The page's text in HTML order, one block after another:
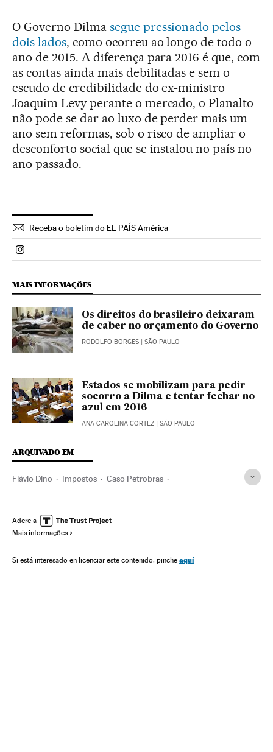
O Governo Dilma segue pressionado pelos
dois lados, como ocorreu ao longo de todo o
ano de 2015. A diferença para 2016 é que, com
as contas ainda mais debilitadas e sem o
escudo de credibilidade do ex-ministro
Joaquim Levy perante o mercado, o Planalto
não pode se dar ao luxo de perder mais um
ano sem reformas, sob o risco de ampliar o
desconforto social que se instalou no país no
ano passado.
Receba o boletim do EL PAÍS América
Politica El País Brasil en Instagram
MAIS INFORMAÇÕES
Os direitos do brasileiro deixaram
de caber no orçamento do Governo
RODOLFO BORGES | SÃO PAULO
Estados se mobilizam para pedir
socorro a Dilma e tentar fechar no
azul em 2016
ANA CAROLINA CORTEZ | SÃO PAULO
ARQUIVADO EM
Flávio Dino Impostos Caso Petrobras
Crise econômica Austeridade
Financiamento ilegal
Atividade legislativa Presidência Brasil
Adere a
Mais informações
Si está interesado en licenciar este contenido, pinche aquí